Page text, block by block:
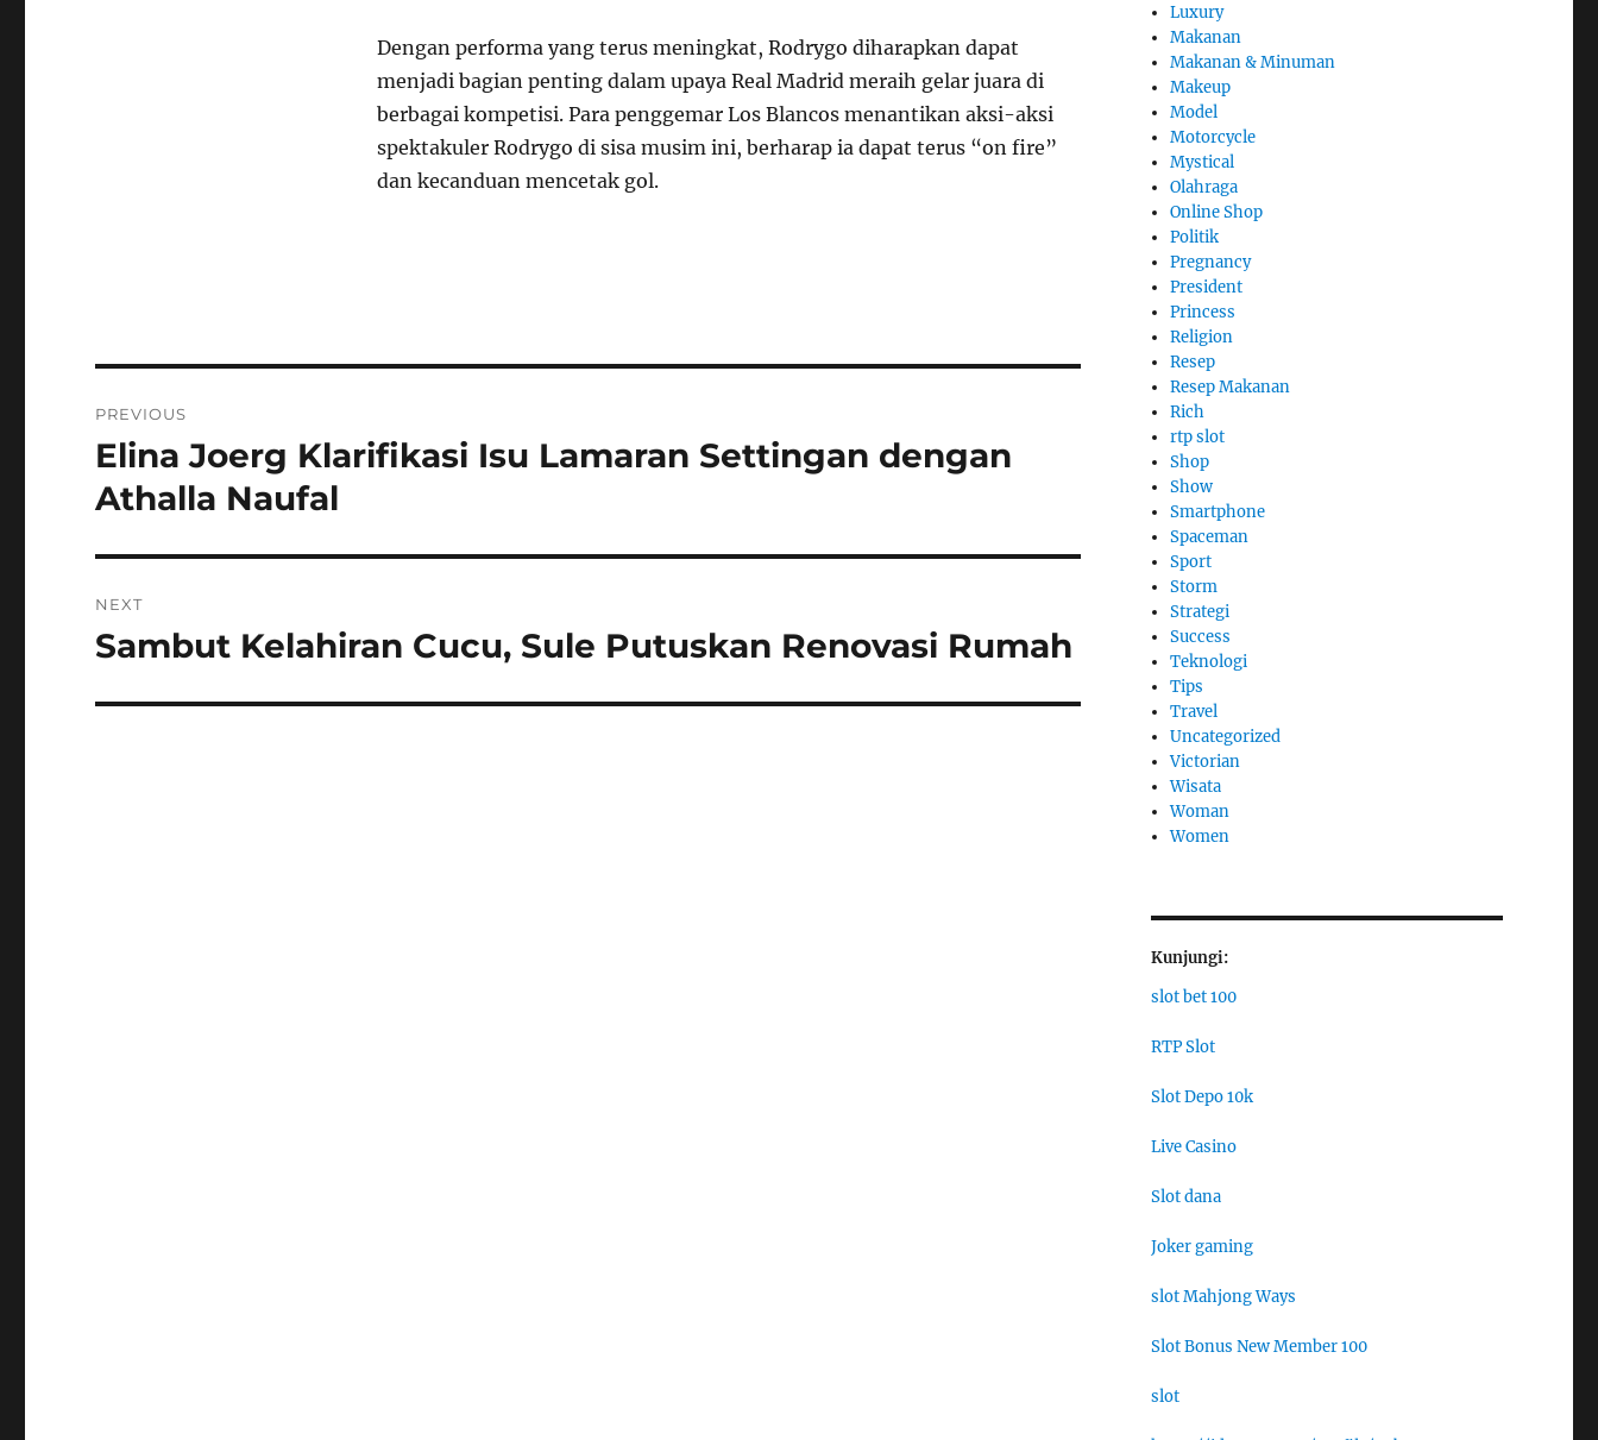
Dengan performa yang terus meningkat, Rodrygo diharapkan dapat
menjadi bagian penting dalam upaya Real Madrid meraih gelar juara di
berbagai kompetisi. Para penggemar Los Blancos menantikan aksi-aksi
spektakuler Rodrygo di sisa musim ini, berharap ia dapat terus “on fire”
dan kecanduan mencetak gol.
pos
PREVIOUS
Previous
post:
Elina Joerg Klarifikasi Isu Lamaran Settingan dengan
Athalla Naufal
NEXT
Next
Sambut Kelahiran Cucu, Sule Putuskan Renovasi Rumah
Luxury
Makanan
Makanan & Minuman
Makeup
Model
Motorcycle
Mystical
Olahraga
Online Shop
Politik
Pregnancy
President
Princess
Religion
Resep
Resep Makanan
Rich
rtp slot
Shop
Show
Smartphone
Spaceman
Sport
Storm
Strategi
Success
Teknologi
Tips
Travel
Uncategorized
Victorian
Wisata
Woman
Women
Kunjungi:
slot bet 100
RTP Slot
Slot Depo 10k
Live Casino
Slot dana
Joker gaming
slot Mahjong Ways
Slot Bonus New Member 100
slot